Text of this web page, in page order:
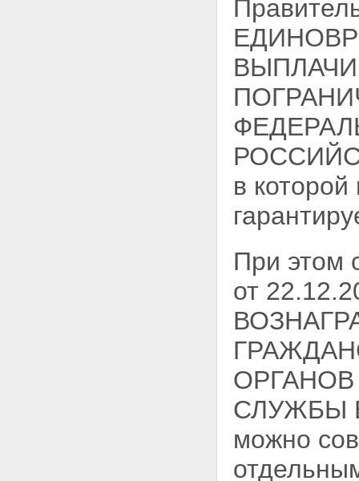
в
При этом
от
СЛУЖБЫ
можно